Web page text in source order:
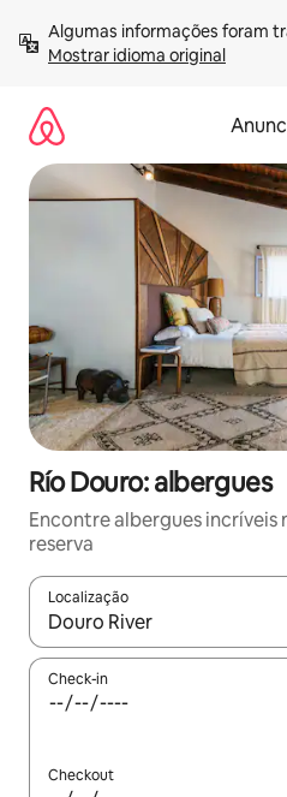
para
Mostrar idioma original
Río Douro: albergues
Encontre albergues incríveis
reserva
Localização
Quando os resultados
Check-in
Checkout